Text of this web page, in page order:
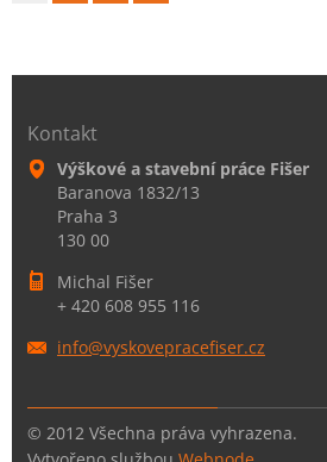
Kontakt
Výškové a stavební práce Fišer
Baranova 1832/13
Praha 3
130 00
Michal Fišer
+ 420 608 955 116
info@vyskovepracefiser.cz
© 2012 Všechna práva vyhrazena.